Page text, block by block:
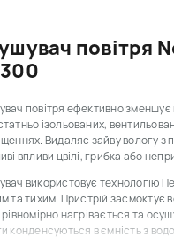
повітря
повітря ефективно зменшує
ізольованих,
Видаляє зайву вологу з
впливи цвілі, грибка або
використовує технологію
та тихим. Пристрій засмоктує
рівномірно нагрівається та
конденсуються в ємність з